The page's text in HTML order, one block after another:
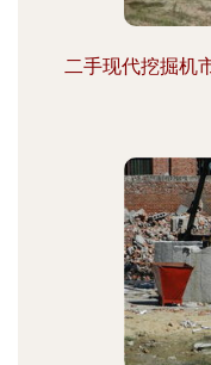
二手现代挖掘机